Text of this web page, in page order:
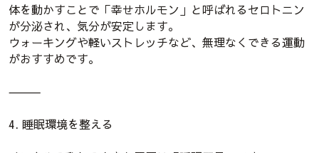
体を動かすことで「幸せホルモン」と呼ばれるセロトニン
が分泌され、気分が安定します。
ウォーキングや軽いストレッチなど、無理なくできる運動
がおすすめです。
⸻
4. 睡眠環境を整える